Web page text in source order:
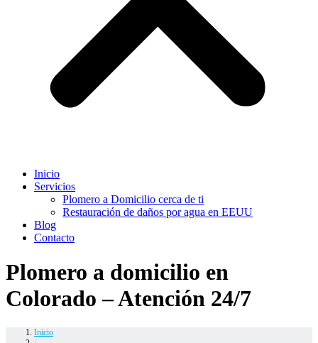
Inicio
Servicios
Plomero a Domicilio cerca de ti
Restauración de daños por agua en EEUU
Blog
Contacto
Plomero a domicilio en
Colorado – Atención 24/7
Inicio